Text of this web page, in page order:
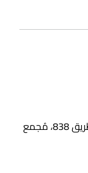
شقة 25، الدور الثاني، بناية 962، طريق 838، مُجمع